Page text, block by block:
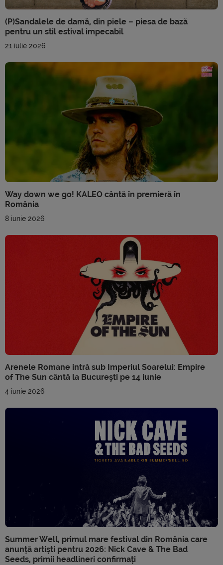
(P)Sandalele de damă, din piele – piesa de bază
pentru un stil estival impecabil
21 iulie 2026
Way down we go! KALEO cântă în premieră în
România
8 iunie 2026
Arenele Romane intră sub Imperiul Soarelui: Empire
of The Sun cântă la București pe 14 iunie
4 iunie 2026
Summer Well, primul mare festival din România care
anunță artiști pentru 2026: Nick Cave & The Bad
Seeds, primii headlineri confirmați